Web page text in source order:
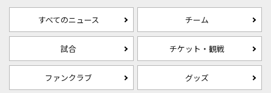
すべてのニュース チーム
試合 チケット・観戦
ファンクラブ グッズ